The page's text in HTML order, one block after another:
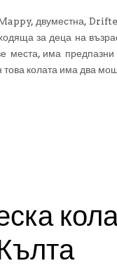
двуместна,
за деца на
места, има
колата има два